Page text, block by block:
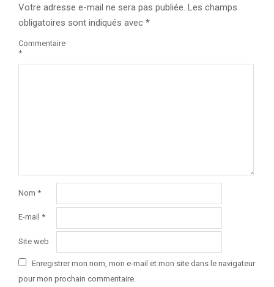
Votre adresse e-mail ne sera pas publiée. Les champs
obligatoires sont indiqués avec *
Commentaire
*
Nom *
E-mail *
Site web
Enregistrer mon nom, mon e-mail et mon site dans le navigateur
pour mon prochain commentaire.